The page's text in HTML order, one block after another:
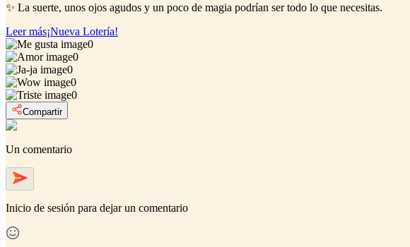
✨ La suerte, unos ojos agudos y un poco de magia podrían ser todo lo que necesitas.
Leer más¡Nueva Lotería!
0
0
0
0
0
Compartir
Un comentario
Inicio de sesión para dejar un comentario